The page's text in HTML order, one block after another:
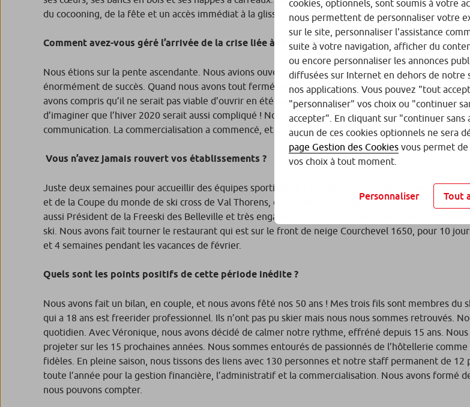
du cocooning, de la fête et un accès immédiat à la glisse sur les Trois Vallées, aux pieds des pistes.
Comment avez-vous géré l’arrivée de la crise liée à l’épidémie de Covid-19 ?
Nous étions sur la pente ascendante. Nous avions ouvert le Roc Seven depuis trois mois et demi et
énormément de succès. Quand nous avons tout fermé, le 15 mars, nous nous sommes reposés en
avons compris qu’il ne serait pas viable d’ouvrir en été. Les hôtels et le restaurant d’altitude sont
d’imaginer que l’hiver 2020 serait aussi compliqué ! Nous avions tout préparé pour cette saison : le
communication. La commercialisation a commencé, et puis… l’équipe de réservation a dû
Vous n’avez jamais rouvert vos établissements ?
Juste deux semaines pour accueillir des équipes sportives. A l’occasion de la Coupe du monde de
et de la Coupe du monde de ski cross de Val Thorens, en décembre. J’ai proposé cet accueil pour
aussi Président de la Freeski des Belleville et très engagé auprès du Club des Sports de Val
ski. Nous avons fait tourner le restaurant qui est sur le front de neige Courchevel 1650, pour 10
et 4 semaines pendant les vacances de février.
Quels sont les points positifs de cette période inédite ?
Nous avons fait un bilan, en couple, et nous avons fêté nos 50 ans ! Mes trois fils sont membres du
qui a 18 ans est freerider professionnel. Ils n’ont pas pu skier mais nous nous sommes retrouvés.
quotidien. Avec Véronique, nous avons décidé de calmer notre rythme, effréné depuis 15 ans.
projeter sur les 15 prochaines années. Nous sommes entourés de passionnés de l’hôtellerie
fidèles. En pleine saison, nous tissons des liens avec 130 personnes et notre staff permanent de 12
toute l’année pour la gestion financière, l’administratif et la commercialisation. Nous avons formé
nous pouvons compter.
cookies, optionnels, sont soumis à votre
nous permettent de personnaliser votre
sur le site, personnaliser l'assistance
suite à votre navigation, afficher du
ou encore personnaliser les annonces
diffusées sur Internet en dehors de notre
nos applications. Vous pouvez "tout
"personnaliser" vos choix ou "continuer
accepter". En cliquant sur "continuer sans
aucun de ces cookies optionnels ne sera
page Gestion des Cookies vous permet
vos choix à tout moment.
Personnaliser Tout